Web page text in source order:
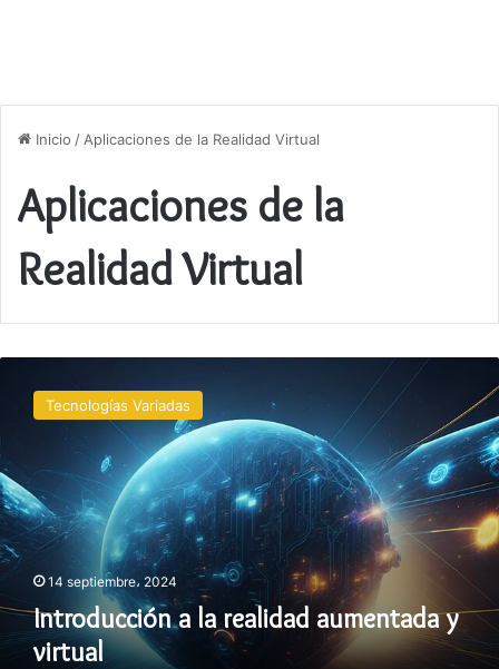
Inicio / Aplicaciones de la Realidad Virtual
Aplicaciones de la
Realidad Virtual
y
virtual
Tecnologías Variadas
14 septiembre، 2024
Introducción a la realidad aumentada y
virtual